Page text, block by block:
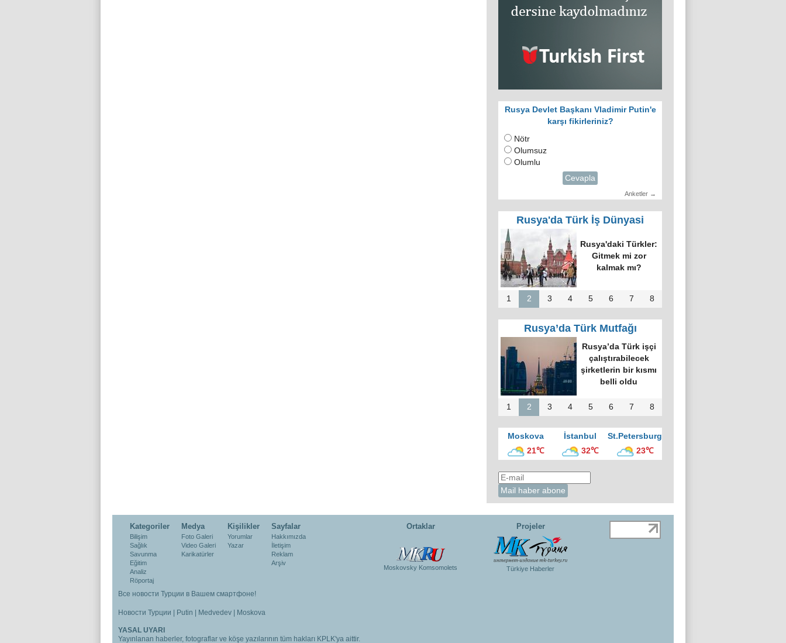
Rusya Devlet Başkanı Vladimir Putin'e
karşı fikirleriniz?
Nötr
Olumsuz
Olumlu
Cevapla
Anketler →
Rusya'da Türk İş Dünyasi
Rusya'daki Türkler:
Gitmek mi zor
kalmak mı?
1 2 3 4 5 6 7 8
Rusya’da Türk Mutfağı
Rusya’da Türk işçi
çalıştırabilecek
şirketlerin bir kısmı
belli oldu
1 2 3 4 5 6 7 8
Moskova İstanbul
St.Petersburg
21℃
32℃ 23℃
Kategoriler
Bilişim
Sağlık
Savunma
Eğitim
Analiz
Röportaj
Medya
Foto Galeri
Video Galeri
Karikatürler
Kişilikler
Yorumlar
Yazar
Sayfalar
Hakkımızda
İletişim
Reklam
Arşiv
Ortaklar
Moskovsky Komsomolets
Projeler
Türkiye Haberler
Все новости Турции в Вашем смартфоне!
Новости Турции Putin Medvedev Moskova
YASAL UYARI
Yayınlanan haberler, fotograflar ve köşe yazılarının tüm hakları KPLK'ya aittir.